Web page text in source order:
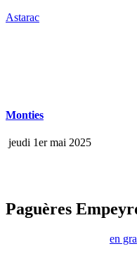
Astarac
Monties
jeudi 1er mai 2025
Paguères
en